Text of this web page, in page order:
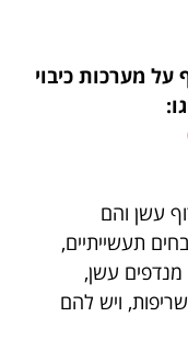
מערכות כיבוי
עשן והם
תעשייתיים,
עשן,
ויש להם